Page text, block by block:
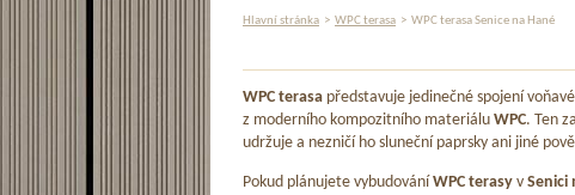
Hlavní stránka > WPC terasa > WPC terasa Senice na Hané
WPC terasa představuje jedinečné spojení
z moderního kompozitního materiálu WPC. Ten
udržuje a nezničí ho sluneční paprsky ani jiné
Pokud plánujete vybudování WPC terasy v Senici